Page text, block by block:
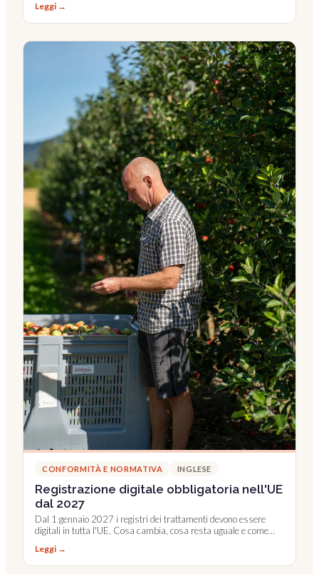
Leggi →
CONFORMITÀ E NORMATIVA INGLESE
Registrazione digitale obbligatoria nell'UE
dal 2027
Dal 1 gennaio 2027 i registri dei trattamenti devono essere
digitali in tutta l'UE. Cosa cambia, cosa resta uguale e come
Leggi →